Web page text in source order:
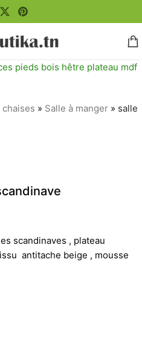
» Salle à manger » salle
scandinaves , plateau
antitache beige , mousse